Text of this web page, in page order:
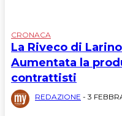
CRONACA
La Riveco di
Aumentata la
contrattisti
REDAZIONE - 3